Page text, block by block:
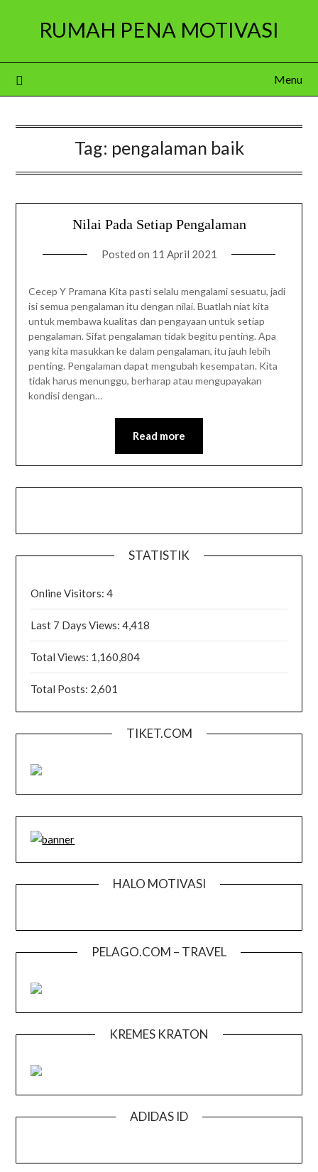
RUMAH PENA MOTIVASI
Menu
Tag: pengalaman baik
Nilai Pada Setiap Pengalaman
Posted on 11 April 2021
Cecep Y Pramana Kita pasti selalu mengalami sesuatu, jadi
isi semua pengalaman itu dengan nilai. Buatlah niat kita
untuk membawa kualitas dan pengayaan untuk setiap
pengalaman. Sifat pengalaman tidak begitu penting. Apa
yang kita masukkan ke dalam pengalaman, itu jauh lebih
penting. Pengalaman dapat mengubah kesempatan. Kita
tidak harus menunggu, berharap atau mengupayakan
kondisi dengan…
Read more
STATISTIK
Online Visitors:4
Last 7 Days Views:4,418
Total Views: 1,160,804
Total Posts: 2,601
TIKET.COM
HALO MOTIVASI
PELAGO.COM – TRAVEL
KREMES KRATON
ADIDAS ID